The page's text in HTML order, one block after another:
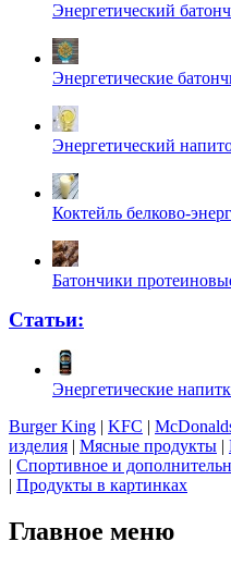
Энергетический
Энергетические
Энергетический
Коктейль белково-
Батончики
Статьи:
Энергетические
Burger King | KFC |
изделия | Мясные продукты |
| Спортивное и
| Продукты в картинках
Главное меню